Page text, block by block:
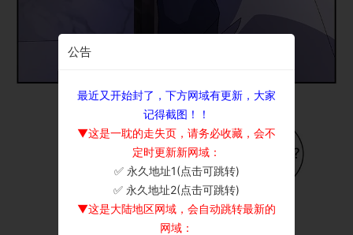
公告
最近又开始封了，下方网域有更新，大家
记得截图！！
▼这是一耽的走失页，请务必收藏，会不
定时更新新网域：
✅ 永久地址1(点击可跳转)
✅ 永久地址2(点击可跳转)
▼这是大陆地区网域，会自动跳转最新的
网域：